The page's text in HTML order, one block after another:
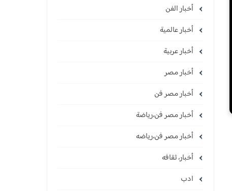
أخبار الفن
أخبار عالمية
أخبار عربية
أخبار مصر
أخبار مصر فن
أخبار مصر فن،رياضة
أخبار مصر فن،رياضه
أخبار، ثقافه
ادب